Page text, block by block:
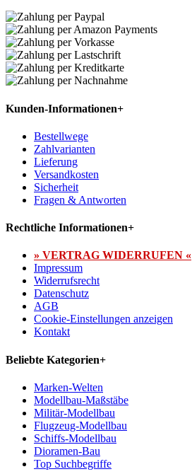
Kunden-Informationen+
Bestellwege
Zahlvarianten
Lieferung
Versandkosten
Sicherheit
Fragen & Antworten
Rechtliche Informationen+
» VERTRAG WIDERRUFEN «
Impressum
Widerrufsrecht
Datenschutz
AGB
Cookie-Einstellungen anzeigen
Kontakt
Beliebte Kategorien+
Marken-Welten
Modellbau-Maßstäbe
Militär-Modellbau
Flugzeug-Modellbau
Schiffs-Modellbau
Dioramen-Bau
Top Suchbegriffe